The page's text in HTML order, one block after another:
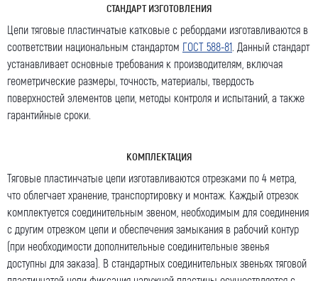
СТАНДАРТ ИЗГОТОВЛЕНИЯ
Цепи тяговые пластинчатые катковые с ребордами изготавливаются в
соответствии национальным стандартом ГОСТ 588-81 . Данный стандарт
устанавливает основные требования к производителям, включая
геометрические размеры, точность, материалы, твердость
поверхностей элементов цепи, методы контроля и испытаний, а также
гарантийные сроки.
КОМПЛЕКТАЦИЯ
Тяговые пластинчатые цепи изготавливаются отрезками по 4 метра,
что облегчает хранение, транспортировку и монтаж. Каждый отрезок
комплектуется соединительным звеном, необходимым для соединения
с другим отрезком цепи и обеспечения замыкания в рабочий контур
(при необходимости дополнительные соединительные звенья
доступны для заказа). В стандартных соединительных звеньях тяговой
Как к Вам обращаться (обязательно)
Компания
Номер телефона для связи (обязательно)
Ваш e-mail (обязательно)